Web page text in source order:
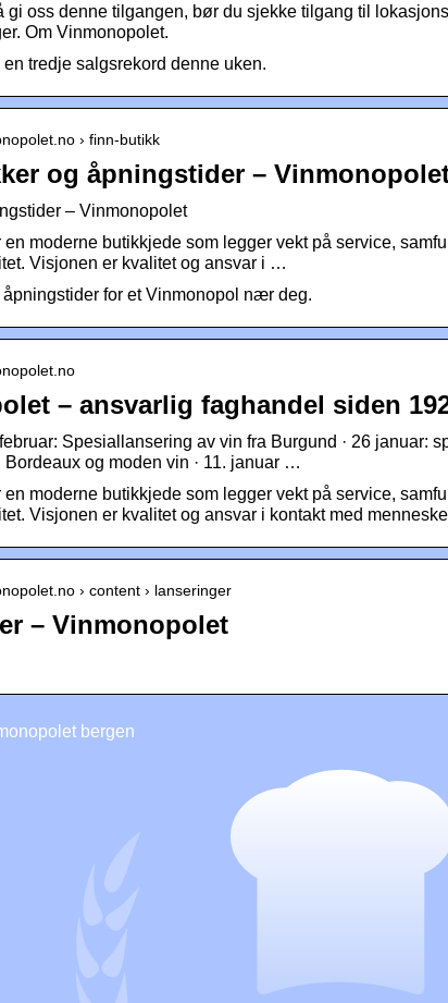
gi oss denne tilgangen, bør du sjekke tilgang til
Om Vinmonopolet.
tredje salgsrekord denne uken.
› finn-butikk
og åpningstider –
– Vinmonopolet
moderne butikkjede som legger vekt på service,
Visjonen er kvalitet og ansvar i …
for et Vinmonopol nær deg.
– ansvarlig faghandel siden
Spesiallansering av vin fra Burgund · 26 januar:
og moden vin · 11. januar …
moderne butikkjede som legger vekt på service,
Visjonen er kvalitet og ansvar i kontakt med
› content › lanseringer
– Vinmonopolet
bergen